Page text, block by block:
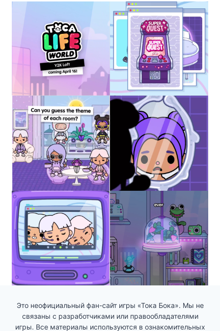
Это неофициальный фан-сайт игры «Тока Бока». Мы не
связаны с разработчиками или правообладателями
игры. Все материалы используются в ознакомительных